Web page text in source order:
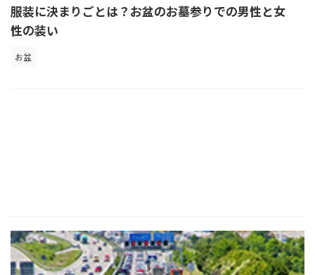
服装に決まりごとは？お盆のお墓参りでの男性と女
性の装い
お盆